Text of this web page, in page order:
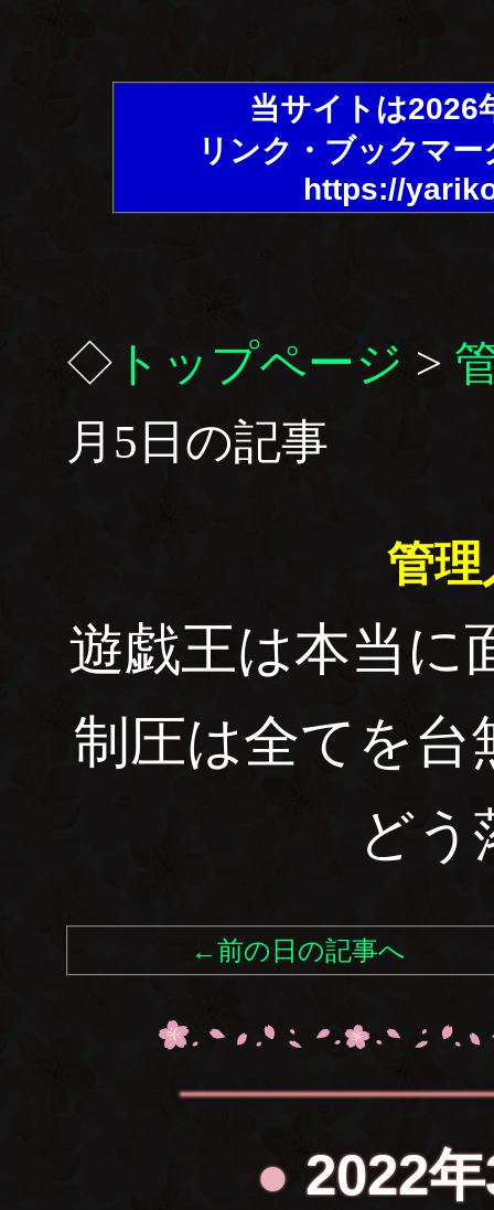
当サイトは2026
リンク・ブックマ
https://
◇ トップページ >
月5日の記事
管理
遊戯王は本当に
制圧は全てを台
どう
←前の日の記事へ
● 2022